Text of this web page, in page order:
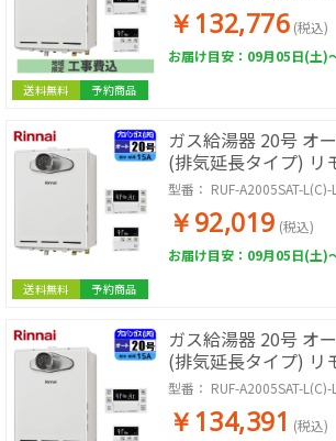
送料無料 予約商品
￥132,776 (税込)
お届け目安：09月05日(土)
送料無料 予約商品
ガス給湯器 20号 オ
(排気延長タイプ) リ
LPG
型番： RUF-A2005SAT-
￥92,019 (税込)
お届け目安：09月05日(土)
ガス給湯器 20号 オ
(排気延長タイプ) リ
LPG 取付工事セット
型番： RUF-A2005SAT-
￥134,391 (税込)